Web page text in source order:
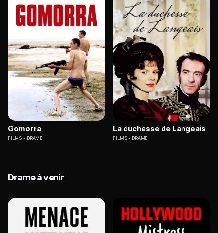
Gomorra
FILMS DRAME
La duchesse de Langeais
FILMS DRAME
Drame à venir